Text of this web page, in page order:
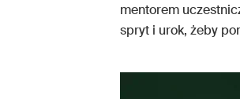
mentorem
spryt i urok, żeby